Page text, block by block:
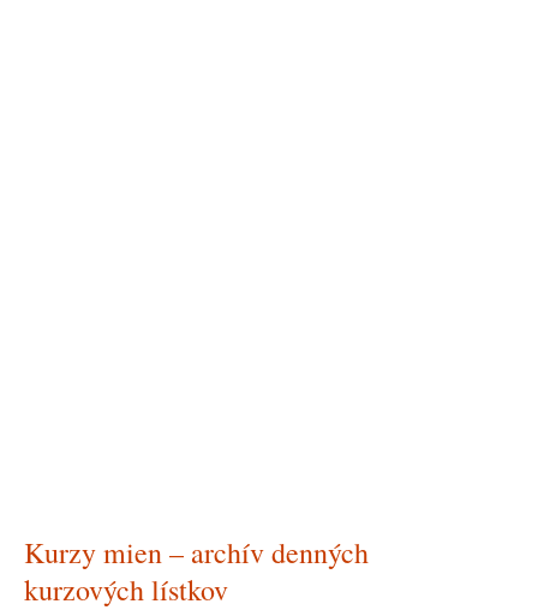
Kurzy mien – archív denných
kurzových lístkov